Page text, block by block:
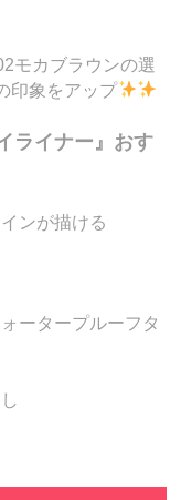
モカブラウンの選
印象をアップ
ライナー』おす
ンが描ける
ータープルーフタ